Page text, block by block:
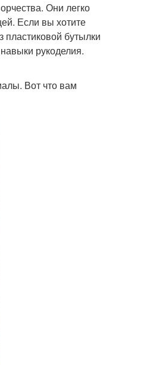
Они легко
Если вы хотите
пластиковой бутылки
рукоделия.
Вот что вам